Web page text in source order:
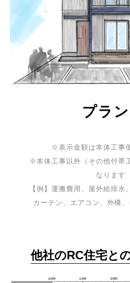
プラ
※表示金額は本体工事
※本体工事以外（その他付帯
なります
【例】運搬費用、屋外給排水
カーテン、エアコン、外構
他社のRC住宅と